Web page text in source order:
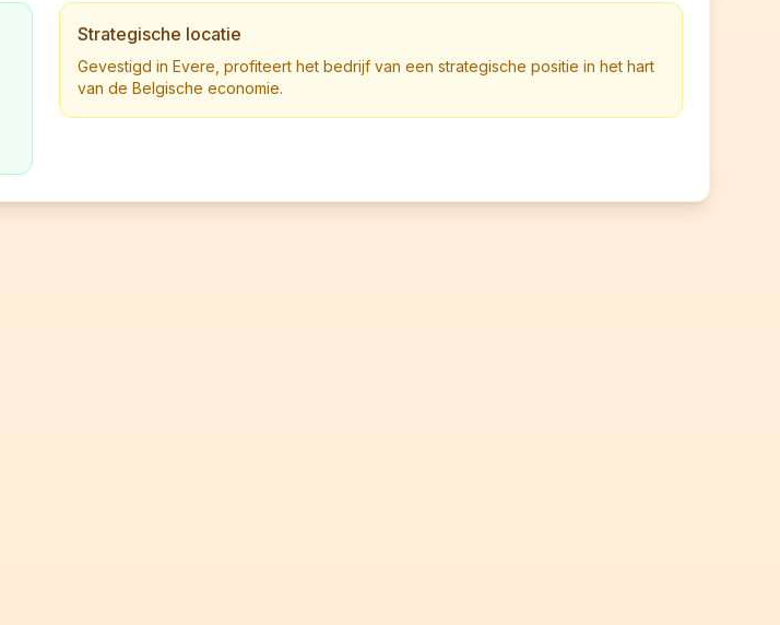
Strategische locatie
Gevestigd in Evere, profiteert het bedrijf van een strategische positie in het hart
van de Belgische economie.